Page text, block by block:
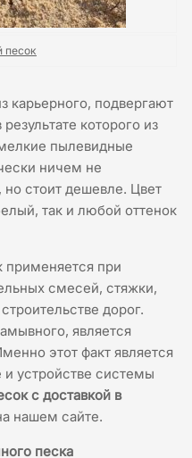
песок
карьерного, подвергают
которого из
пылевидные
ничем не
но стоит дешевле. Цвет
так и любой оттенок
при
смесей, стяжки,
дорог.
является
этот факт является
устройстве системы
с доставкой в
нашем сайте.
песка